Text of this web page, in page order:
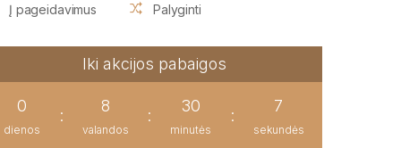
Į pageidavimus Palyginti
Iki akcijos pabaigos
0
dienos
:
8
valandos
:
30
minutės
:
6
sekundės